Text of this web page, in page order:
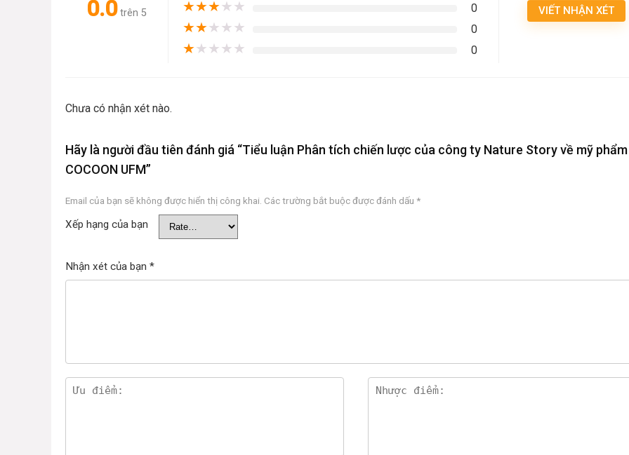
0.0 trên 5 ★★★★★ 0
★★★★★ 0
★★★★★ 0
VIẾT NHẬN XÉT
Chưa có nhận xét nào.
Hãy là người đầu tiên đánh giá “Tiểu luận Phân tích chiến lược của công ty Nature Story về mỹ phẩm
COCOON UFM”
Email của bạn sẽ không được hiển thị công khai. Các trường bắt buộc được đánh dấu *
Xếp hạng của bạn
Nhận xét của bạn *